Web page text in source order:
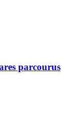
parcourus